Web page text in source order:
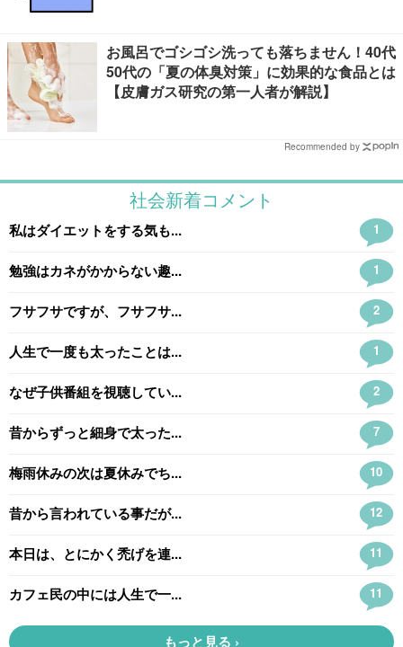
お風呂でゴシゴシ洗っても落ちません！40代
50代の「夏の体臭対策」に効果的な食品とは
【皮膚ガス研究の第一人者が解説】
Recommended by